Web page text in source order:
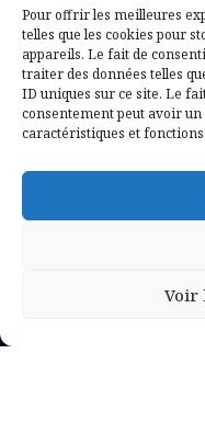
Pour offrir les meilleures
telles que les cookies pour
appareils. Le fait de
traiter des données telles
ID uniques sur ce site. Le
consentement peut avoir
caractéristiques et fonctions.
Voir
Mentions légales
Politique de